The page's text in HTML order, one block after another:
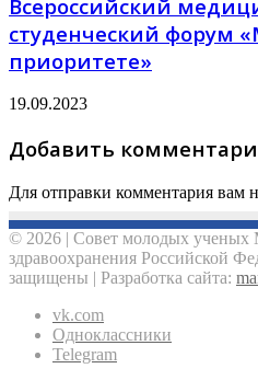
Всероссийский
студенческий форум
приоритете»
19.09.2023
Добавить
Для отправки комментария вам
© 2026 | Совет молодых ученых
здравоохранения Российской
защищены | Разработка сайта:
vk.com
Одноклассники
Telegram